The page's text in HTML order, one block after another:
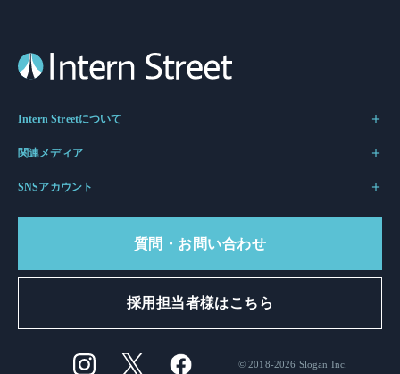
Intern Streetについて
関連メディア
SNSアカウント
質問・お問い合わせ
採用担当者様はこちら
© 2018-2026 Slogan Inc.